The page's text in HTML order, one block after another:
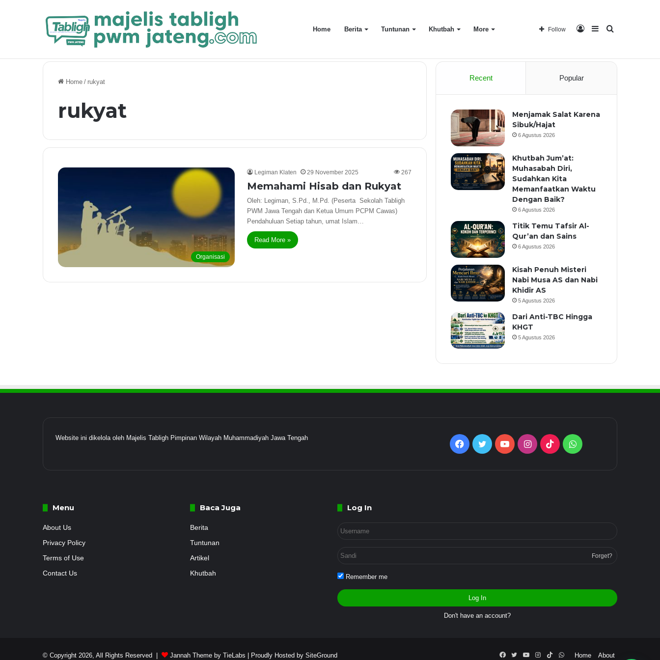
Home Berita Tuntunan Khutbah More Sidebar
Log
Follow
Breaking News
Khutbah Jum’at: Muhasabah Diri, Sudahkan Kita Memanfaatkan Waktu Dengan Baik?
Home / rukyat
rukyat
Organisasi
Legiman Klaten 29 November 2025 267
Memahami Hisab dan Rukyat
Oleh: Legiman, S.Pd., M.Pd. (Peserta Sekolah Tabligh
PWM Jawa Tengah dan Ketua Umum PCPM Cawas)
Pendahuluan Setiap tahun, umat Islam…
Read More »
Recent Popular
Menjamak Salat Karena
Sibuk/Hajat
6 Agustus 2026
Khutbah Jum’at:
Muhasabah Diri,
Sudahkan Kita
Memanfaatkan Waktu
Dengan Baik?
6 Agustus 2026
Titik Temu Tafsir Al-
Qur’an dan Sains
6 Agustus 2026
Kisah Penuh Misteri
Nabi Musa AS dan Nabi
Khidir AS
5 Agustus 2026
Dari Anti-TBC Hingga
KHGT
5 Agustus 2026
Website ini dikelola oleh Majelis Tabligh Pimpinan Wilayah Muhammadiyah Jawa Tengah
Facebook
Twitter YouTubeInstagram
TikTokWhatsApp
Menu
About Us
Privacy Policy
Terms of Use
Contact Us
Baca Juga
Berita
Tuntunan
Artikel
Khutbah
Log In
Forget?
Remember me
Log In
Don't have an account?
© Copyright 2026, All Rights Reserved | Jannah Theme by TieLabs | Proudly Hosted by SiteGround Home About
Facebook
TwitterYouTubeInstagram
TikTokWhatsApp